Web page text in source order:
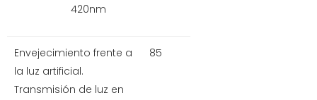
420nm
Envejecimiento frente a
la luz artificial.
Transmisión de luz en
85